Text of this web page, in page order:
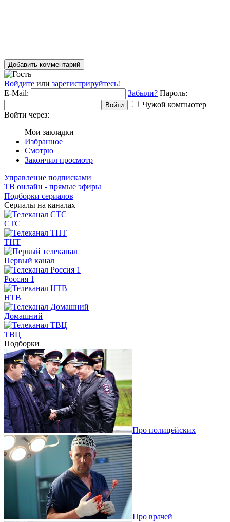
Добавить комментарий
Войдите или зарегистрируйтесь!
E-Mail:
Забыли? Пароль:
Войти
Чужой компьютер
Войти через:
Мои закладки
Избранное
Смотрю
Закончил просмотр
Управление подписками
ТВ онлайн - прямые эфиры
Подборки сериалов
Сериалы на каналах
СТС
ТНТ
Первый канал
Россия 1
НТВ
Домашний
ТВЦ
Подборки
Про полицейских
Про врачей